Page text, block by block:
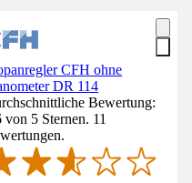
CFH ohne
DR 114
Bewertung:
von 5 Sternen. 11